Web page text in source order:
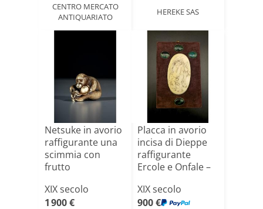
CENTRO MERCATO
ANTIQUARIATO
HEREKE SAS
Netsuke in avorio
raffigurante una
scimmia con
frutto
XIX secolo
1 900 €
Placca in avorio
incisa di Dieppe
raffigurante
Ercole e Onfale –
XIX secolo
900 €